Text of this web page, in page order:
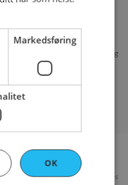
overraskelser!
et crunchy sjokoladelag,
gir kaken en fyldig og
til både små og store
lett romtemperert.
som skrives i et pent kort og legges
Markedsføring
OK